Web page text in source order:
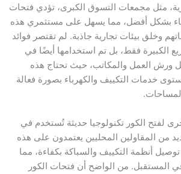
مجمعات التسوق الكبرى، تؤدي فتحات
أفضل، مما يسهل على مستثمري هذه
بيئات تجارية جاذبة. لم تقتصر فوائد
فقط، بل تم استخدامها أيضًا في
والمكاتب، حيث تحتاج هذه
التكييف والكهرباء بصورة فعالة
الكور تكنولوجيا حديثة تُستخدم في
المحليين يعتمدون على هذه
التكييف والسباكة بكفاءة، مما
من الواضح أن فتحات الكور